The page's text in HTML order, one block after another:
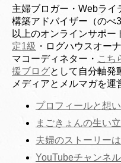
主婦ブロガー・Webライ
構築アドバイザー（のべ
以上のオンラインサポー
定1級 ・ログハウスオー
マコーディネター・ こち
援ブログとして自分軸発
メディアとメルマガを運
プロフィールと想
まごきょんの生い
夫婦のストーリー
YouTubeチャンネ